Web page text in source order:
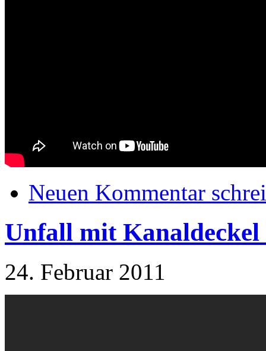
Neuen Kommentar
Unfall mit
24. Februar 2011